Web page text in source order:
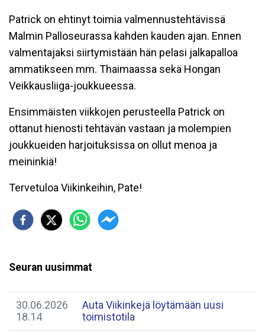
Patrick on ehtinyt toimia valmennustehtävissä
Malmin Palloseurassa kahden kauden ajan. Ennen
valmentajaksi siirtymistään hän pelasi jalkapalloa
ammatikseen mm. Thaimaassa sekä Hongan
Veikkausliiga-joukkueessa.
Ensimmäisten viikkojen perusteella Patrick on
ottanut hienosti tehtävän vastaan ja molempien
joukkueiden harjoituksissa on ollut menoa ja
meininkiä!
Tervetuloa Viikinkeihin, Pate!
Seuran uusimmat
30.06.2026
18.14
Auta Viikinkejä löytämään uusi
toimistotila